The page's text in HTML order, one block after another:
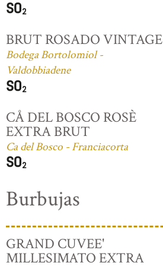
BRUT ROSADO VINTAGE
Bodega Bortolomiol -
Valdobbiadene
CÅ DEL BOSCO ROSÈ
EXTRA BRUT
Ca del Bosco - Franciacorta
Burbujas
GRAND CUVEE'
MILLESIMATO EXTRA